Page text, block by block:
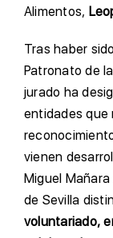
Alimentos,
Tras haber
Patronato de
jurado ha
entidades que
vienen
Miguel
de Sevilla
voluntariado,